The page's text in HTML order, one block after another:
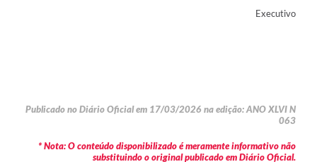
Executivo
Publicado no Diário Oficial em 17/03/2026 na edição: ANO XLVI N
063
* Nota: O conteúdo disponibilizado é meramente informativo não
substituindo o original publicado em Diário Oficial.